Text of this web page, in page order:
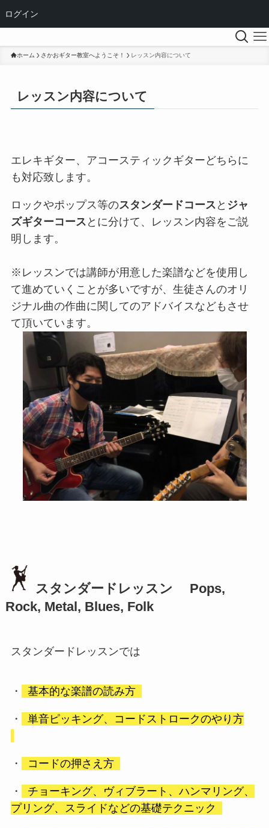
ログイン
ホーム さかおギター教室へようこそ！ レッスン内容について
レッスン内容について
エレキギター、アコースティックギターどちらに
も対応致します。
ロックやポップス等のスタンダードコース と ジャ
ズギターコース とに分けて、レッスン内容をご説
明します。
※レッスンでは講師が用意した楽譜などを使用し
て進めていくことが多いですが、生徒さんのオリ
ジナル曲の作曲に関してのアドバイスなどもさせ
て頂いています。
スタンダードレッスン Pops,
Rock, Metal, Blues, Folk
スタンダードレッスンでは
・ 基本的な楽譜の読み方
・ 単音ピッキング、コードストロークのやり方
・ コードの押さえ方
・
チョーキング、ヴィブラート、ハンマリング、
プリング、スライドなどの基礎テクニック